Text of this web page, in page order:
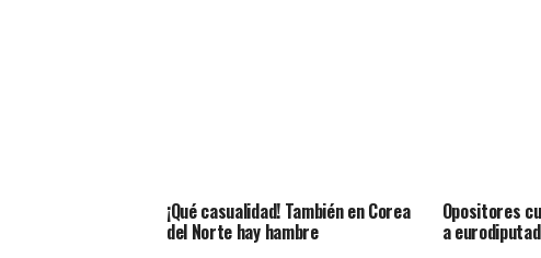
¡Qué casualidad! También en Corea
del Norte hay hambre
Opositores
a